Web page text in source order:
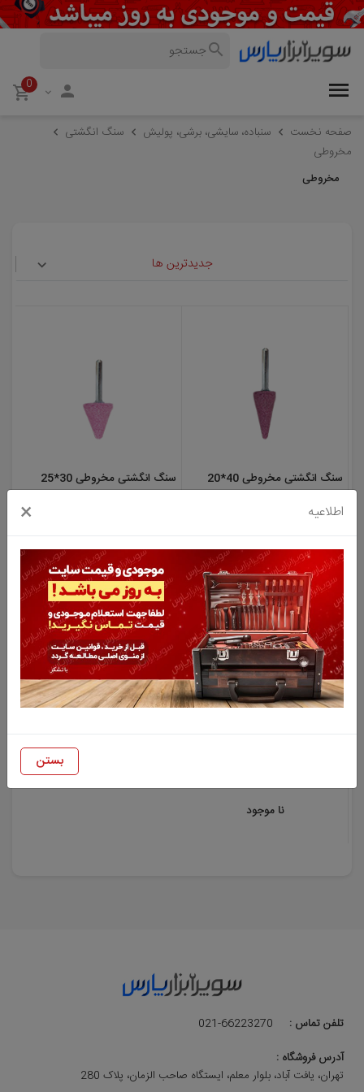
0
صفحه نخست سنباده، سایشی، برشی، پولیش
سنگ انگشتی
مخروطی
مخروطی
جدیدترین ها
سنگ انگشتی مخروطی 40*20
سنگ انگشتی مخروطی 30*25
نا موجود
تلفن تماس :
021-66223270
آدرس فروشگاه :
تهران، یافت آباد، بلوار معلم، ایستگاه صاحب الزمان، پلاک 280
اطلاعیه ×
بستن